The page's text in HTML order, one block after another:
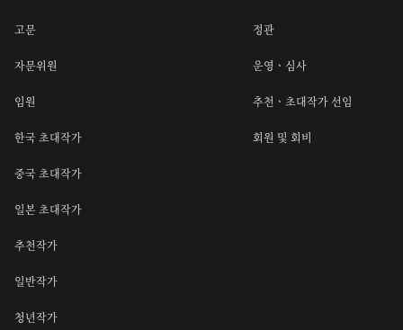
고문
자문위원
임원
한국 초대작가
중국 초대작가
일본 초대작가
추천작가
일반작가
청년작가
정관
운영ㆍ심사
추천ㆍ초대작가 선임
회원 및 회비